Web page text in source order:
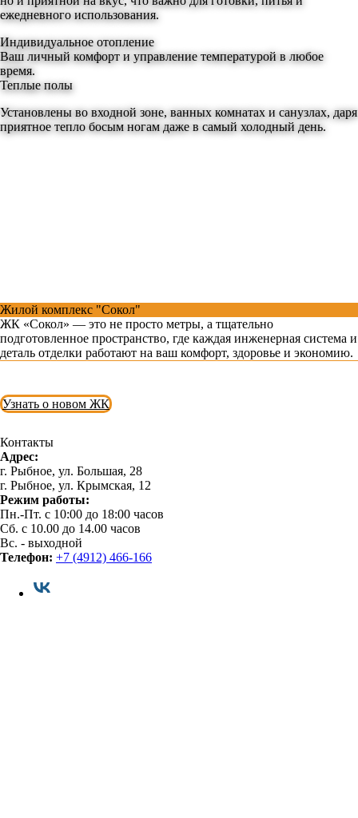
ежедневного использования.
Индивидуальное отопление
Ваш личный комфорт и управление температурой в любое
время.
Теплые полы
Установлены во входной зоне, ванных комнатах и санузлах, даря
приятное тепло босым ногам даже в самый холодный день.
Жилой комплекс "Сокол"
ЖК «Сокол» — это не просто метры, а тщательно
подготовленное пространство, где каждая инженерная система и
деталь отделки работают на ваш комфорт, здоровье и экономию.
Узнать о новом ЖК
Контакты
Адрес:
г. Рыбное, ул. Большая, 28
г. Рыбное, ул. Крымская, 12
Режим работы:
Пн.-Пт. с 10:00 до 18:00 часов
Сб. с 10.00 до 14.00 часов
Вс. - выходной
Телефон: +7 (4912) 466-166